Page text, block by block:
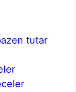
tutar